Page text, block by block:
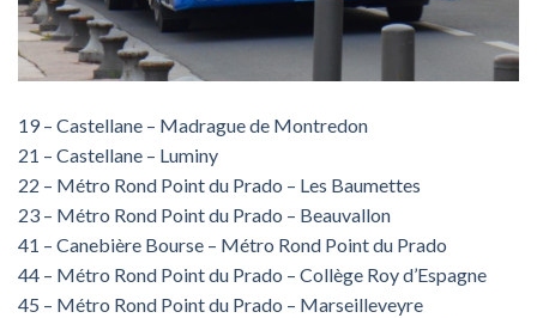
19 – Castellane – Madrague de Montredon
21 – Castellane – Luminy
22 – Métro Rond Point du Prado – Les Baumettes
23 – Métro Rond Point du Prado – Beauvallon
41 – Canebière Bourse – Métro Rond Point du Prado
44 – Métro Rond Point du Prado – Collège Roy d’Espagne
45 – Métro Rond Point du Prado – Marseilleveyre